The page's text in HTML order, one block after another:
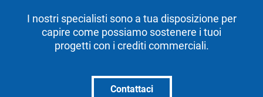
I nostri specialisti sono a tua disposizione per
capire come possiamo sostenere i tuoi
progetti con i crediti commerciali.
Contattaci